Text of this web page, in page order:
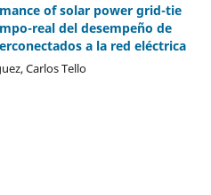
of solar power grid-tie
real del desempeño de
a la red eléctrica
Carlos Tello